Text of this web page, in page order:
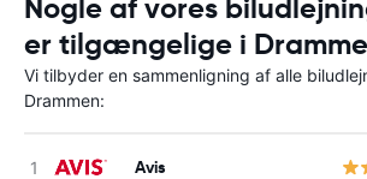
Nogle af vores
er tilgængelige i
Vi tilbyder en sammenligning af alle
Drammen:
Avis